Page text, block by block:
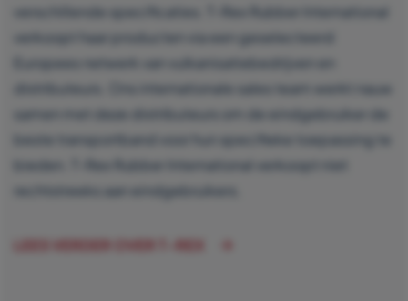
verschillende specificaties. T-Rex Rubber International
verkoopt haar producten via een geselecteerd
Europees netwerk van vulkanisatiebedrijven en
distributeurs. Ons internationale sales team werkt nauw
samen met deze distributeurs om de eindgebruiker de
beste transportband voor hun specifieke toepassing te
bieden. T-Rex Rubber International verkoopt niet
rechtstreeks aan eindgebruikers.
LEES VERDER OVER T-REX